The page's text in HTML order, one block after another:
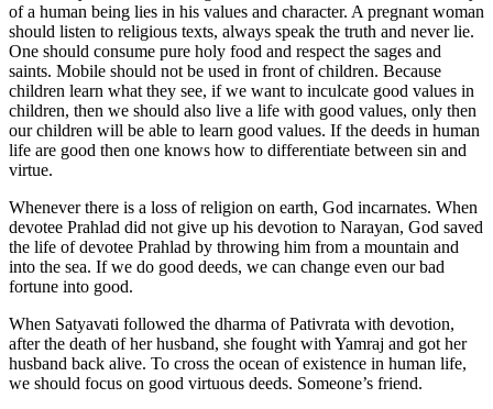
of a human being lies in his values and character. A pregnant woman
should listen to religious texts, always speak the truth and never lie.
One should consume pure holy food and respect the sages and
saints. Mobile should not be used in front of children. Because
children learn what they see, if we want to inculcate good values in
children, then we should also live a life with good values, only then
our children will be able to learn good values. If the deeds in human
life are good then one knows how to differentiate between sin and
virtue.
Whenever there is a loss of religion on earth, God incarnates. When
devotee Prahlad did not give up his devotion to Narayan, God saved
the life of devotee Prahlad by throwing him from a mountain and
into the sea. If we do good deeds, we can change even our bad
fortune into good.
When Satyavati followed the dharma of Pativrata with devotion,
after the death of her husband, she fought with Yamraj and got her
husband back alive. To cross the ocean of existence in human life,
we should focus on good virtuous deeds. Someone’s friend.